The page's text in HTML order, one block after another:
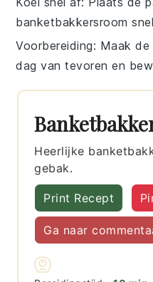
banketbakkersroom
Voorbereiding: Maak de
dag van tevoren en
Heerlijke
gebak.
Print Recept
Ga naar